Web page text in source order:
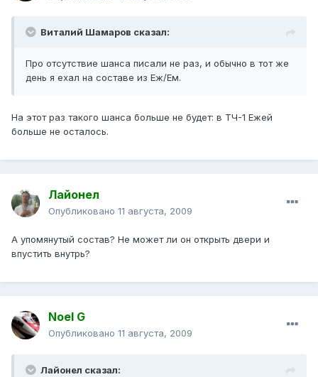
Виталий Шамаров сказал:
Про отсутствие шанса писали не раз, и обычно в тот же
день я ехал на составе из Еж/Ем.
На этот раз такого шанса больше не будет: в ТЧ-1 Ежей
больше не осталось.
Лайонел
Опубликовано 11 августа, 2009
А упомянутый состав? Не может ли он открыть двери и
впустить внутрь?
Noel G
Опубликовано 11 августа, 2009
Лайонел сказал: